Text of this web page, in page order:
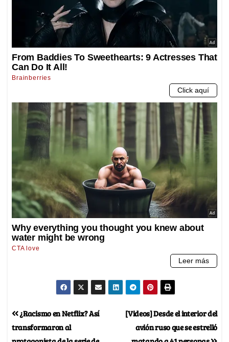
[Videos] Desde el interior del
avión ruso que se estrelló
¿Racismo en Netflix? Así
transformaron al